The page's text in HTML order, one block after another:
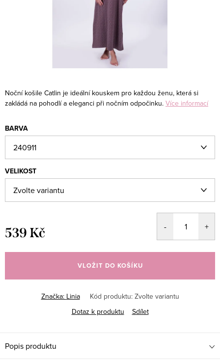
Noční košile Catlin je ideální kouskem pro každou ženu, která si
zakládá na pohodlí a eleganci při nočním odpočinku. Více informací
BARVA
VELIKOST
539 Kč
cena:
VLOŽIT DO KOŠÍKU
Značka: Linia Kód produktu: Zvolte variantu
Dotaz k produktu
Sdílet
Popis produktu